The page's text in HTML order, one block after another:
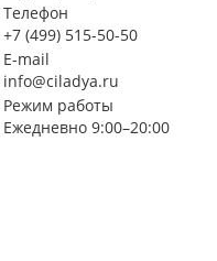
Телефон
+7 (499) 515-50-50
E-mail
info@ciladya.ru
Режим работы
Ежедневно 9:00–20:00